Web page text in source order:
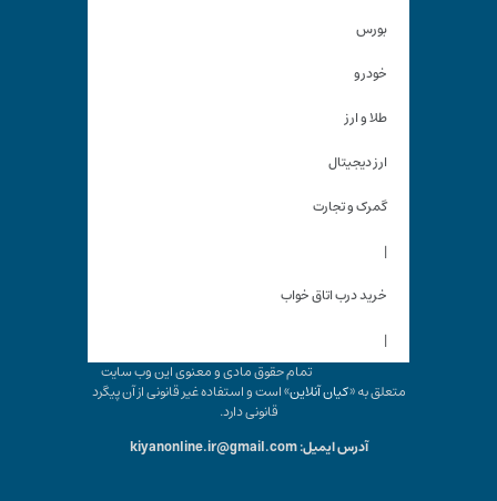
بورس
خودرو
طلا و ارز
ارز دیجیتال
گمرک و تجارت
|
خرید درب اتاق خواب
|
تمام حقوق مادی و معنوی این وب سایت
متعلق به «کیان آنلاین» است و استفاده غیر قانونی از آن پیگرد
قانونی دارد.
آدرس ایمیل: kiyanonline.ir@gmail.com